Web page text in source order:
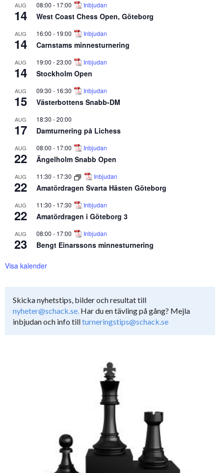
AUG
14
08:00 - 17:00 Inbjudan
West Coast Chess Open, Göteborg
AUG
14
16:00 - 19:00 Inbjudan
Carnstams minnesturnering
AUG
14
19:00 -23:00 Inbjudan
Stockholm Open
AUG
15
09:30 - 16:30 Inbjudan
Västerbottens Snabb-DM
AUG
17
18:30 -20:00
Damturnering på Lichess
AUG
22
08:00 - 17:00 Inbjudan
Ängelholm Snabb Open
AUG
22
11:30 - 17:30 Inbjudan
Amatördragen Svarta Hästen Göteborg
AUG
22
11:30 - 17:30 Inbjudan
Amatördragen i Göteborg 3
AUG
23
08:00 - 17:00 Inbjudan
Bengt Einarssons minnesturnering
Visa kalender
Skicka nyhetstips, bilder och resultat till
nyheter@schack.se. Har du en tävling på gång? Mejla
inbjudan och info tillturneringstips@schack.se